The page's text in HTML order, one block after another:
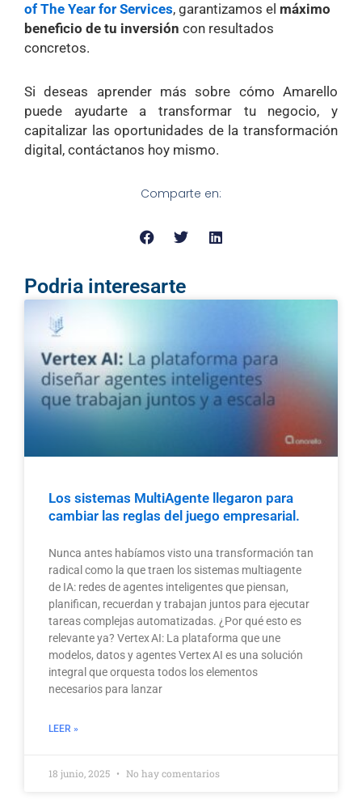
of The Year for Services, garantizamos el máximo
beneficio de tu inversión con resultados
concretos.
Si deseas aprender más sobre cómo Amarello
puede ayudarte a transformar tu negocio, y
capitalizar las oportunidades de la transformación
digital, contáctanos hoy mismo.
Comparte en:
Podria interesarte
Los sistemas MultiAgente llegaron para
cambiar las reglas del juego empresarial.
Nunca antes habíamos visto una transformación tan
radical como la que traen los sistemas multiagente
de IA: redes de agentes inteligentes que piensan,
planifican, recuerdan y trabajan juntos para ejecutar
tareas complejas automatizadas. ¿Por qué esto es
relevante ya? Vertex AI: La plataforma que une
modelos, datos y agentes Vertex AI es una solución
integral que orquesta todos los elementos
necesarios para lanzar
LEER »
18 junio, 2025 No hay comentarios